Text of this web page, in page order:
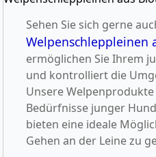
Sehen Sie sich gerne
Welpenschleppleinen
ermöglichen Sie Ihrem
und kontrolliert die
Unsere
Bedürfnisse junger
bieten eine ideale
Gehen an der Leine zu